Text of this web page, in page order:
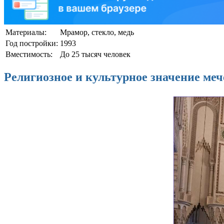
Материалы:
Мрамор, стекло, медь
Год постройки: 1993
Вместимость:
До 25 тысяч человек
Религиозное и культурное значение